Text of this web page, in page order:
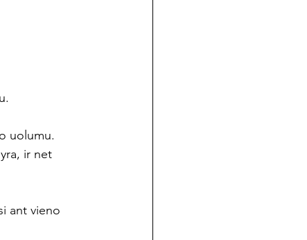
uolumu.
ir net
ant vieno